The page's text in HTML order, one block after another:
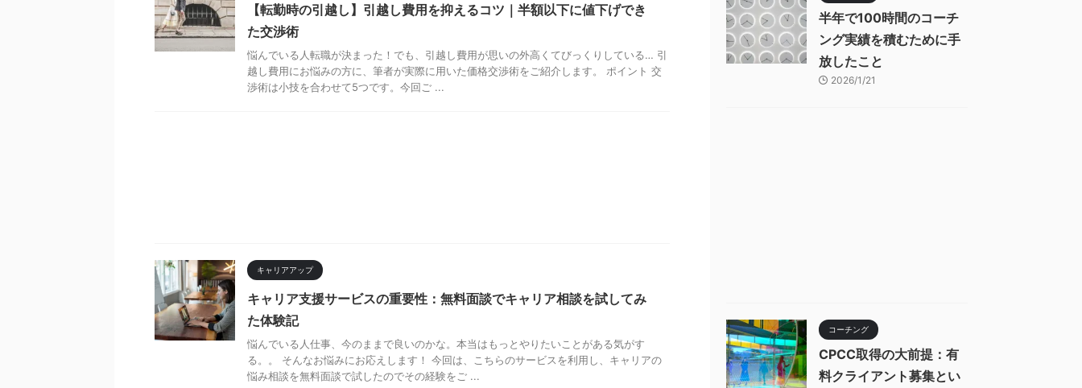
【転勤時の引越し】引越し費用を抑えるコツ｜半額以下に値下げでき
た交渉術
悩んでいる人転職が決まった！でも、引越し費用が思いの外高くてびっくりしている… 引
越し費用にお悩みの方に、筆者が実際に用いた価格交渉術をご紹介します。 ポイント 交
渉術は小技を合わせて5つです。今回ご ...
キャリアアップ
キャリア支援サービスの重要性：無料面談でキャリア相談を試してみ
た体験記
悩んでいる人仕事、今のままで良いのかな。本当はもっとやりたいことがある気がす
る。。 そんなお悩みにお応えします！ 今回は、こちらのサービスを利用し、キャリアの
悩み相談を無料面談で試したのでその経験をご ...
半年で100時間のコーチ
ング実績を積むために手
放したこと
2026/1/21
コーチング
CPCC取得の大前提：有
料クライアント募集とい